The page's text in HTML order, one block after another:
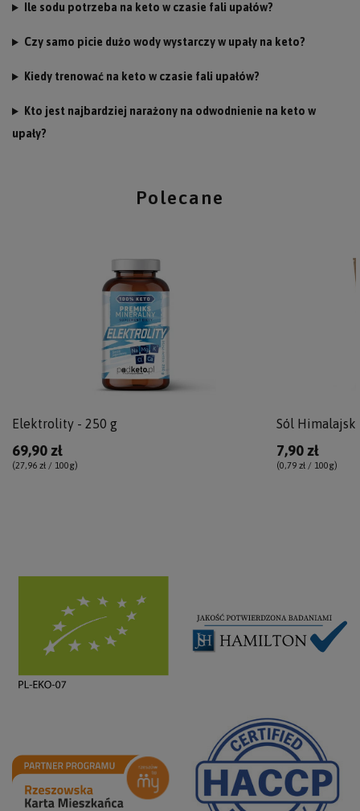
Ile sodu potrzeba na keto w czasie fali upałów?
Czy samo picie dużo wody wystarczy w upały na keto?
Kiedy trenować na keto w czasie fali upałów?
Kto jest najbardziej narażony na odwodnienie na keto w
upały?
Polecane
Elektrolity - 250 g
69,90 zł
(27,96 zł / 100g)
Sól
7,90 zł
(0,79 zł / 100g)